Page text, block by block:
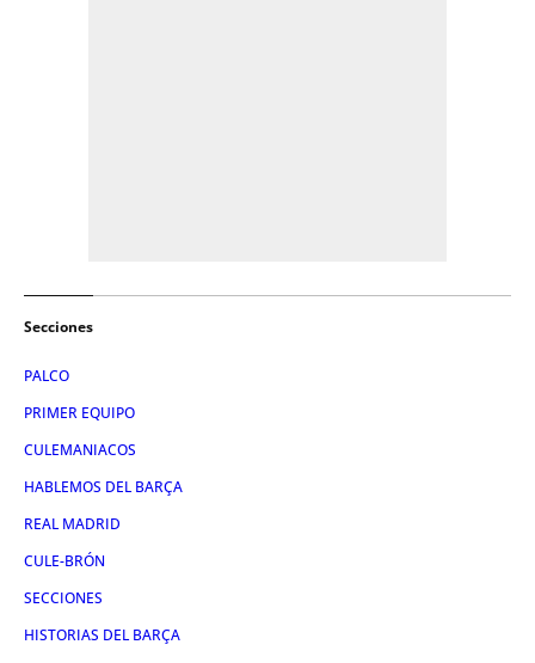
Secciones
PALCO
PRIMER EQUIPO
CULEMANIACOS
HABLEMOS DEL BARÇA
REAL MADRID
CULE-BRÓN
SECCIONES
HISTORIAS DEL BARÇA